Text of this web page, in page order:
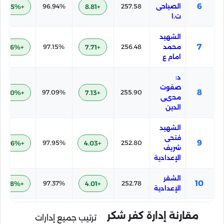
6
الصباحى
ت.ا
257.58
+8.81
96.94%
+2.05%
7
الشهيد
محمد
امام ع
256.48
+7.71
97.15%
+2.26%
8
د:
صفوت
محىى
الدين
255.90
+7.13
97.09%
+2.20%
9
الشهيد
فتحى
شريف
الإعدادية
252.80
+4.03
97.95%
+3.06%
10
الشقر
الإعدادية
252.78
+4.01
97.37%
+2.48%
11
غنيم ت.ا
252.04
99.20%
مقارنة إدارة كفر شكر
ترتيب جميع إدارات